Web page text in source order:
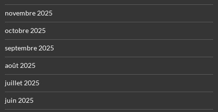
novembre 2025
octobre 2025
septembre 2025
août 2025
juillet 2025
juin 2025